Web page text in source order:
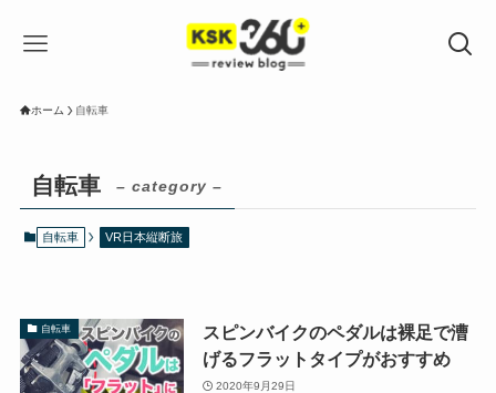
ホーム 自転車
自転車 – category –
自転車 VR日本縦断旅
自転車
スピンバイクのペダルは裸足で漕
げるフラットタイプがおすすめ
2020年9月29日